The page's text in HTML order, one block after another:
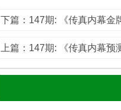
下篇：147期: 《传真内幕金
上篇：147期: 《传真内幕预